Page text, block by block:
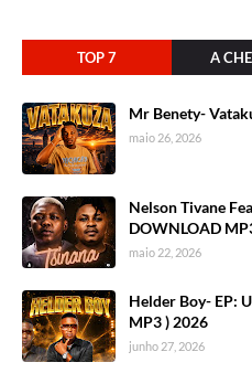
TOP 7 A
Mr Benety-
maio 26, 2026
Nelson Tivane
DOWNLOAD
maio 22, 2026
Helder Boy- EP:
MP3 ) 2026
junho 27, 2026